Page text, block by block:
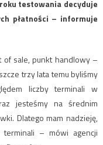
testowania decyduje
płatności – informuje
of sale, punkt handlowy –
trzy lata temu byliśmy
liczby terminali w
jesteśmy na średnim
Dlatego mam nadzieję,
– mówi agencji